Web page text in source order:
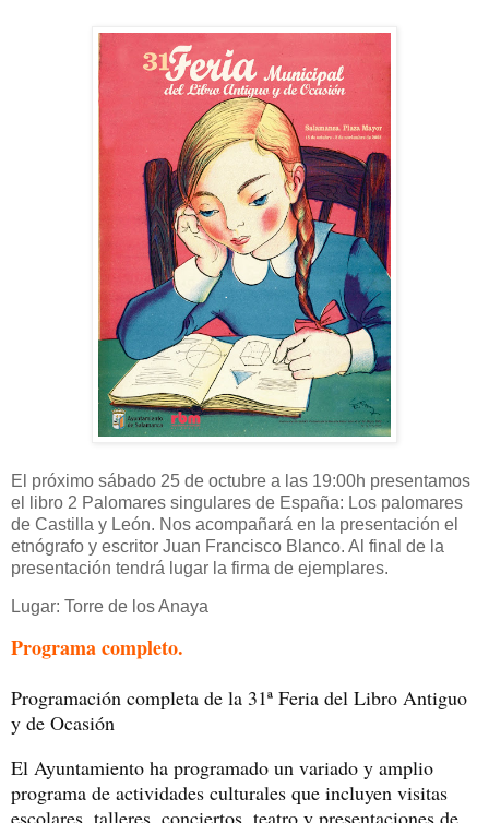
El próximo sábado 25 de octubre a las 19:00h presentamos
el libro 2 Palomares singulares de España: Los palomares
de Castilla y León. Nos acompañará en la presentación el
etnógrafo y escritor Juan Francisco Blanco. Al final de la
presentación tendrá lugar la firma de ejemplares.
Lugar: Torre de los Anaya
Programa completo.
Programación completa de la 31ª Feria del Libro Antiguo
y de Ocasión
El Ayuntamiento ha programado un variado y amplio
programa de actividades culturales que incluyen visitas